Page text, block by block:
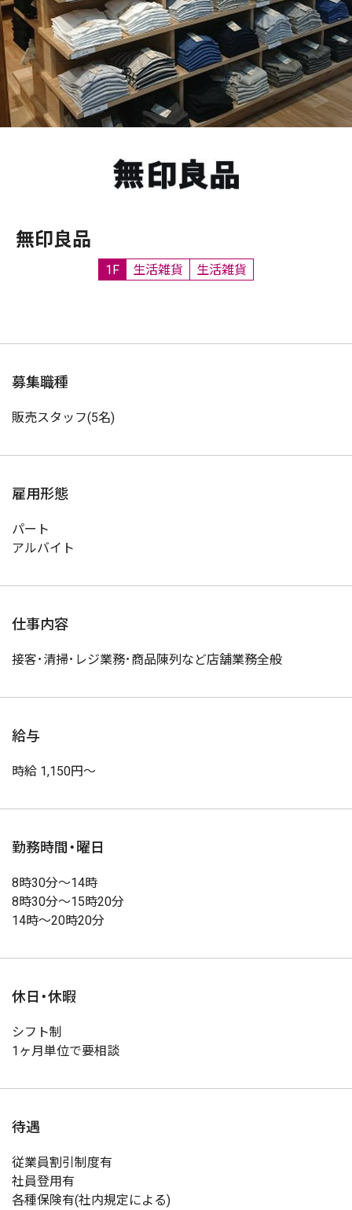
無印良品
1F 生活雑貨 生活雑貨
募集職種
販売スタッフ(5名)
雇用形態
パート
アルバイト
仕事内容
接客･清掃･レジ業務･商品陳列など店舗業務全般
給与
時給 1,150円～
勤務時間・曜日
8時30分～14時
8時30分～15時20分
14時～20時20分
休日・休暇
シフト制
1ヶ月単位で要相談
待遇
従業員割引制度有
社員登用有
各種保険有(社内規定による)